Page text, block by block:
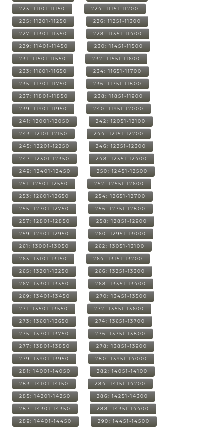
223: 11101-11150 224: 11151-11200
225: 11201-11250 226: 11251-11300
227: 11301-11350 228: 11351-11400
229: 11401-11450 230: 11451-11500
231: 11501-11550 232: 11551-11600
233: 11601-11650 234: 11651-11700
235: 11701-11750 236: 11751-11800
237: 11801-11850 238: 11851-11900
239: 11901-11950 240: 11951-12000
241: 12001-12050 242: 12051-12100
243: 12101-12150 244: 12151-12200
245: 12201-12250 246: 12251-12300
247: 12301-12350 248: 12351-12400
249: 12401-12450 250: 12451-12500
251: 12501-12550 252: 12551-12600
253: 12601-12650 254: 12651-12700
255: 12701-12750 256: 12751-12800
257: 12801-12850 258: 12851-12900
259: 12901-12950 260: 12951-13000
261: 13001-13050 262: 13051-13100
263: 13101-13150 264: 13151-13200
265: 13201-13250 266: 13251-13300
267: 13301-13350 268: 13351-13400
269: 13401-13450 270: 13451-13500
271: 13501-13550 272: 13551-13600
273: 13601-13650 274: 13651-13700
275: 13701-13750 276: 13751-13800
277: 13801-13850 278: 13851-13900
279: 13901-13950 280: 13951-14000
281: 14001-14050 282: 14051-14100
283: 14101-14150 284: 14151-14200
285: 14201-14250 286: 14251-14300
287: 14301-14350 288: 14351-14400
289: 14401-14450 290: 14451-14500